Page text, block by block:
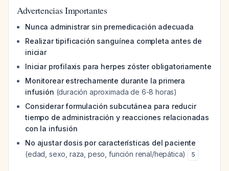
Advertencias Importantes
Nunca administrar sin premedicación adecuada
Realizar tipificación sanguínea completa antes de
iniciar
Iniciar profilaxis para herpes zóster obligatoriamente
Monitorear estrechamente durante la primera
infusión (duración aproximada de 6-8 horas)
Considerar formulación subcutánea para reducir
tiempo de administración y reacciones relacionadas
con la infusión
No ajustar dosis por características del paciente
(edad, sexo, raza, peso, función renal/hepática)
5